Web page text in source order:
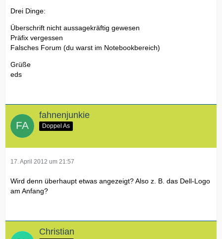
Drei Dinge:
Überschrift nicht aussagekräftig gewesen
Präfix vergessen
Falsches Forum (du warst im Notebookbereich)
Grüße
eds
fahnenjunkie
Doppel As
17. April 2012 um 21:57
Wird denn überhaupt etwas angezeigt? Also z. B. das Dell-Logo
am Anfang?
Christian